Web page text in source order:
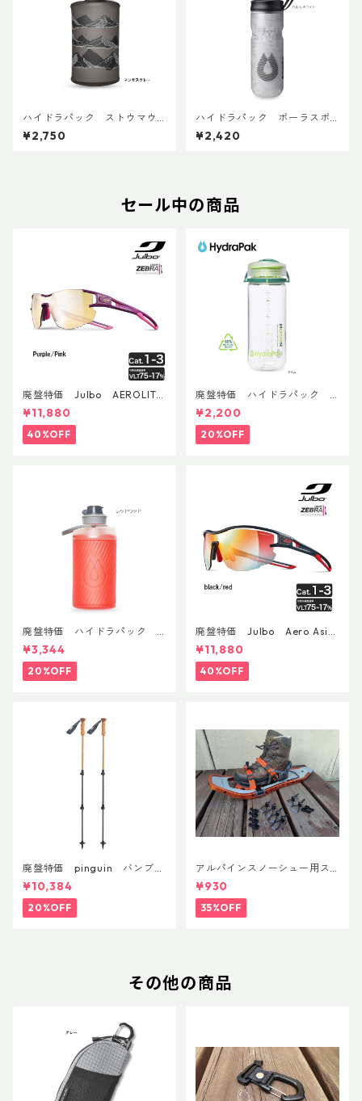
ハイドラパック ストウマウ
ンテン 350ml
¥2,750
ハイドラパック ポーラスポ
ーツ 600ml
¥2,420
セール中の商品
廃盤特価 Julbo AEROLITE
AsianFit
¥11,880
40%OFF
廃盤特価 ハイドラパック
リーコン ツイスト＆シップ 50
0ml
¥2,200
20%OFF
廃盤特価 ハイドラパック
フラックス 750ml
¥3,344
20%OFF
廃盤特価 Julbo Aero Asia
nFit
¥11,880
40%OFF
廃盤特価 pinguin バンブー
FLフォーム(ペア)
¥10,384
20%OFF
アルパインスノーシュー用ス
トラップキャッチ(ペア)
¥930
35%OFF
その他の商品